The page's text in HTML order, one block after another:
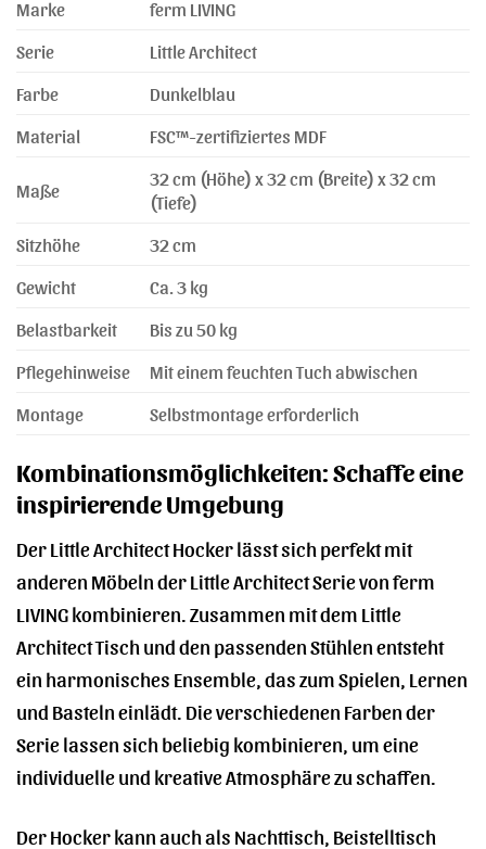
Marke
ferm LIVING
Serie
Little Architect
Farbe
Dunkelblau
Material
FSC™-zertifiziertes MDF
Maße
32 cm (Höhe) x 32 cm (Breite) x 32 cm
(Tiefe)
Sitzhöhe
32 cm
Gewicht
Ca. 3 kg
Belastbarkeit
Bis zu 50 kg
Pflegehinweise
Mit einem feuchten Tuch abwischen
Montage
Selbstmontage erforderlich
Kombinationsmöglichkeiten: Schaffe eine
inspirierende Umgebung
Der Little Architect Hocker lässt sich perfekt mit
anderen Möbeln der Little Architect Serie von ferm
LIVING kombinieren. Zusammen mit dem Little
Architect Tisch und den passenden Stühlen entsteht
ein harmonisches Ensemble, das zum Spielen, Lernen
und Basteln einlädt. Die verschiedenen Farben der
Serie lassen sich beliebig kombinieren, um eine
individuelle und kreative Atmosphäre zu schaffen.
Der Hocker kann auch als Nachttisch, Beistelltisch